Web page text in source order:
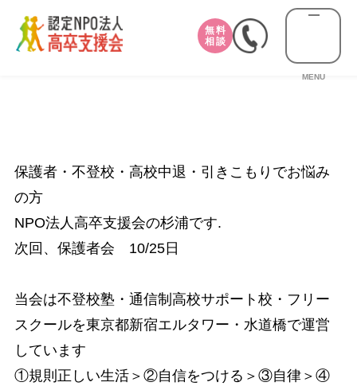
無料
相談
MENU
保護者・不登校・高校中退・引きこもりでお悩み
の方
NPO法人高卒支援会の杉浦です.
次回、保護者会 10/25日
当会は不登校塾・通信制高校サポート校・フリー
スクールを東京都新宿エルタワー・水道橋で運営
しています
①規則正しい生活＞②自信をつける＞③自律＞④